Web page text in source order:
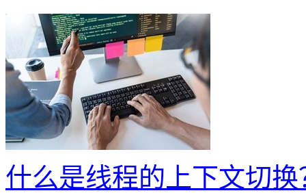
什么是线程的上下文切换